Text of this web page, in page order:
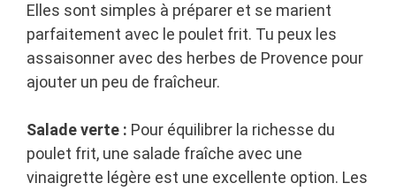
Elles sont simples à préparer et se marient
parfaitement avec le poulet frit. Tu peux les
assaisonner avec des herbes de Provence pour
ajouter un peu de fraîcheur.
Salade verte : Pour équilibrer la richesse du
poulet frit, une salade fraîche avec une
vinaigrette légère est une excellente option. Les